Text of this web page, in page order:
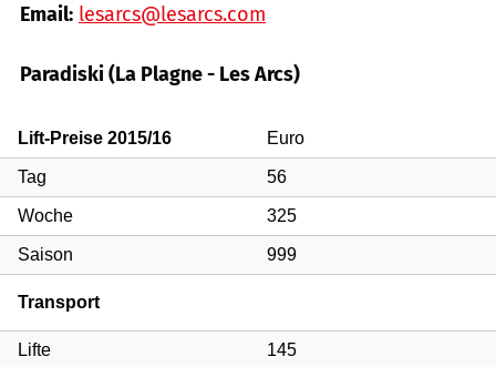
Email: lesarcs@lesarcs.com
Paradiski (La Plagne - Les Arcs)